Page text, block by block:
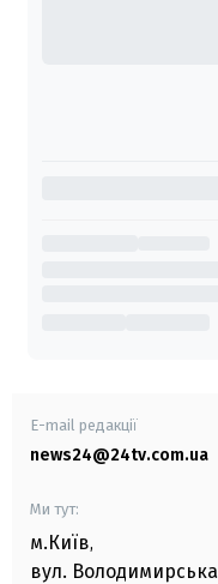
E-mail редакції
news24@24tv.com.ua
Ми тут:
м.Київ,
вул. Володимирська